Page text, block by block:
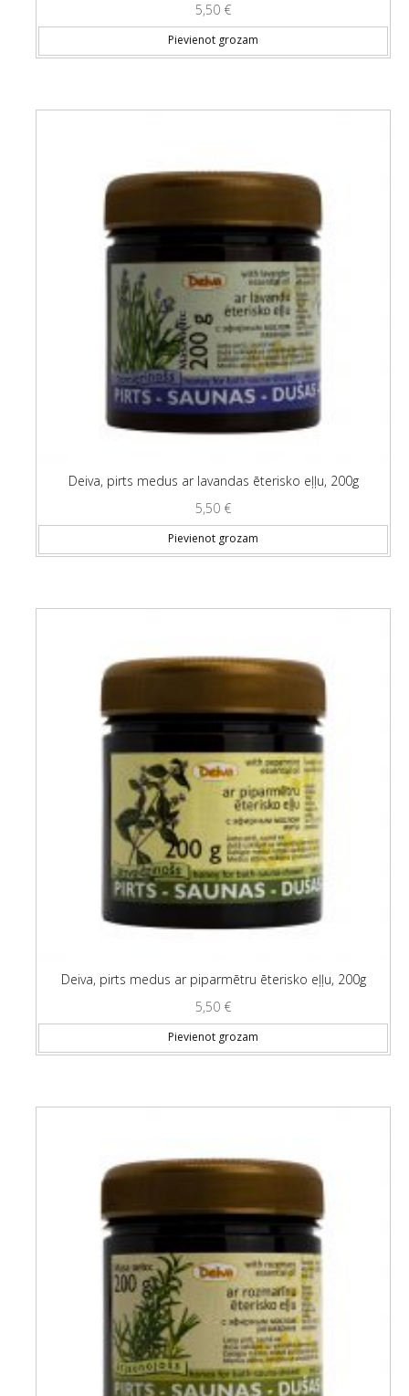
5,50 €
Pievienot grozam
Deiva, pirts medus ar lavandas ēterisko eļļu, 200g
5,50 €
Pievienot grozam
Deiva, pirts medus ar piparmētru ēterisko eļļu, 200g
5,50 €
Pievienot grozam